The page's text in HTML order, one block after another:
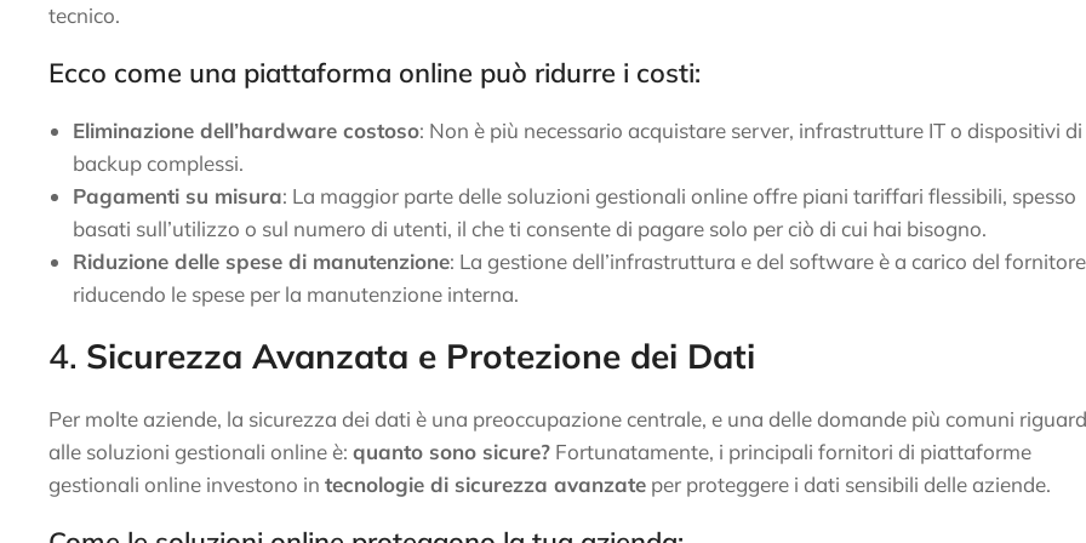
tecnico.
Ecco come una piattaforma online può ridurre i costi:
Eliminazione dell’hardware costoso: Non è più necessario acquistare server, infrastrutture IT o dispositivi di
backup complessi.
Pagamenti su misura: La maggior parte delle soluzioni gestionali online offre piani tariffari flessibili, spesso
basati sull’utilizzo o sul numero di utenti, il che ti consente di pagare solo per ciò di cui hai bisogno.
Riduzione delle spese di manutenzione: La gestione dell’infrastruttura e del software è a carico del
riducendo le spese per la manutenzione interna.
4. Sicurezza Avanzata e Protezione dei Dati
Per molte aziende, la sicurezza dei dati è una preoccupazione centrale, e una delle domande più comuni
alle soluzioni gestionali online è: quanto sono sicure? Fortunatamente, i principali fornitori di piattaforme
gestionali online investono in tecnologie di sicurezza avanzate per proteggere i dati sensibili delle aziende.